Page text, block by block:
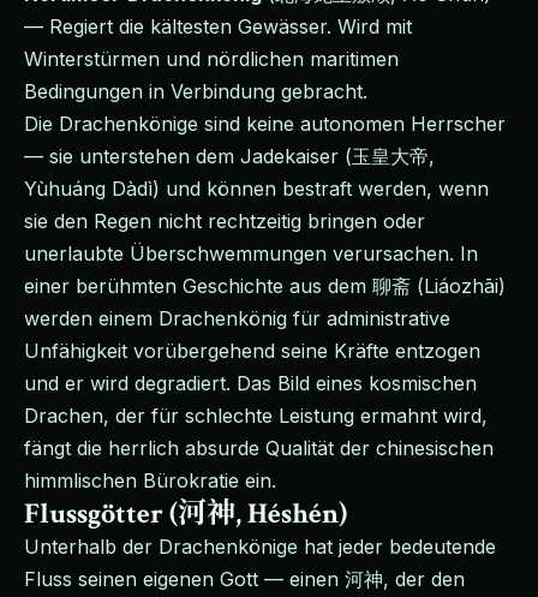
— Regiert die kältesten Gewässer. Wird mit
Winterstürmen und nördlichen maritimen
Bedingungen in Verbindung gebracht.
Die Drachenkönige sind keine autonomen Herrscher
— sie unterstehen dem Jadekaiser (玉皇大帝,
Yùhuáng Dàdì) und können bestraft werden, wenn
sie den Regen nicht rechtzeitig bringen oder
unerlaubte Überschwemmungen verursachen. In
einer berühmten Geschichte aus dem 聊斋 (Liáozhāi)
werden einem Drachenkönig für administrative
Unfähigkeit vorübergehend seine Kräfte entzogen
und er wird degradiert. Das Bild eines kosmischen
Drachen, der für schlechte Leistung ermahnt wird,
fängt die herrlich absurde Qualität der chinesischen
himmlischen Bürokratie ein.
Flussgötter (河神, Héshén)
Unterhalb der Drachenkönige hat jeder bedeutende
Fluss seinen eigenen Gott — einen 河神, der den